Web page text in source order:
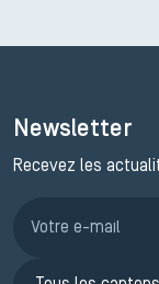
Newsletter
Recevez les